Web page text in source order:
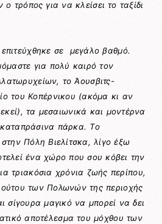
ο τρόπος για να κλείσει το ταξίδι
σε μεγάλο βαθμό.
για πολύ καιρό τον
το Άουσβιτς-
του Κοπέρνικου (ακόμα κι αν
τα μεσαιωνικά και μοντέρνα
πάρκα. Το
Πόλη Βιελίτσκα, λίγο έξω
ένα χώρο που σου κόβει την
τριακόσια χρόνια ζωής περίπου,
των Πολωνών της περιοχής
σίγουρα μαγικό να μπορεί να δει
αποτέλεσμα του μόχθου των